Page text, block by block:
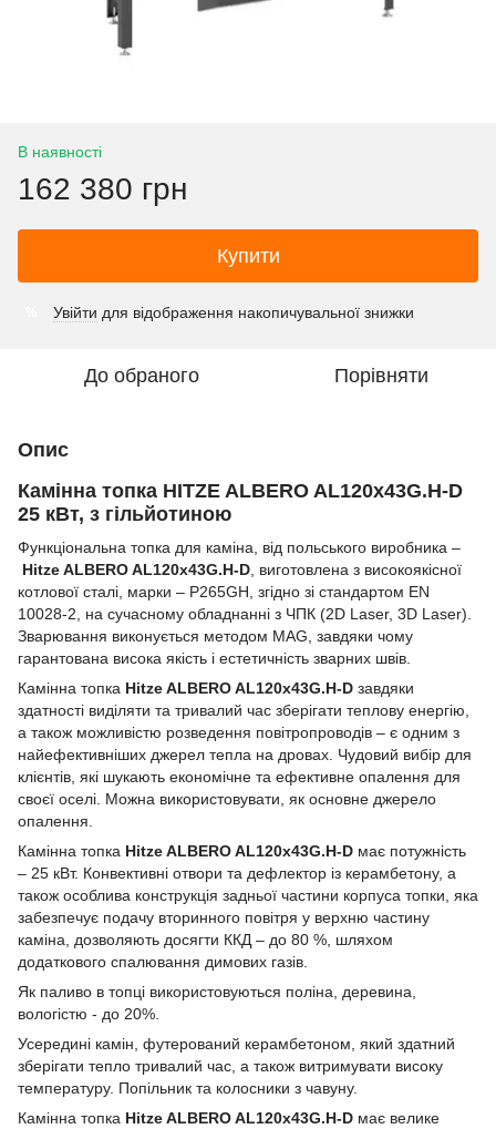
В наявності
162 380 грн
Купити
Увійти для відображення накопичувальної знижки
До обраного Порівняти
Опис
Камінна топка HITZE ALBERO AL120х43G.H-D
25 кВт, з гільйотиною
Функціональна топка для каміна, від польського виробника –
Hitze ALBERO AL120х43G.H-D , виготовлена з високоякісної
котлової сталі, марки – P265GH, згідно зі стандартом EN
10028-2, на сучасному обладнанні з ЧПК (2D Laser, 3D Laser).
Зварювання виконується методом MAG, завдяки чому
гарантована висока якість і естетичність зварних швів.
Камінна топка Hitze ALBERO AL120х43G.H-D завдяки
здатності виділяти та тривалий час зберігати теплову енергію,
а також можливістю розведення повітропроводів – є одним з
найефективніших джерел тепла на дровах. Чудовий вибір для
клієнтів, які шукають економічне та ефективне опалення для
своєї оселі. Можна використовувати, як основне джерело
опалення.
Камінна топка Hitze ALBERO AL120х43G.H-D має потужність
– 25 кВт. Конвективні отвори та дефлектор із керамбетону, а
також особлива конструкція задньої частини корпуса топки, яка
забезпечує подачу вторинного повітря у верхню частину
каміна, дозволяють досягти ККД – до 80 %, шляхом
додаткового спалювання димових газів.
Як паливо в топці використовуються поліна, деревина,
вологістю - до 20%.
Усередині камін, футерований керамбетоном, який здатний
зберігати тепло тривалий час, а також витримувати високу
температуру. Попільник та колосники з чавуну.
Камінна топка Hitze ALBERO AL120х43G.H-D має велике